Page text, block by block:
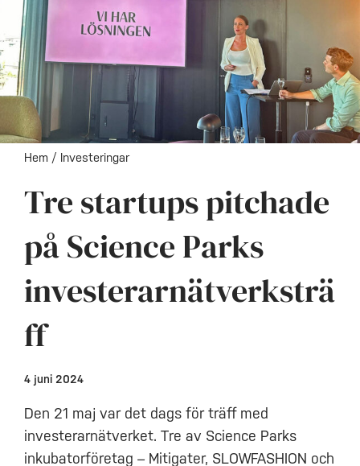
Hem / Investeringar
Tre startups pitchade
på Science Parks
investerarnätverksträ
ff
4 juni 2024
Den 21 maj var det dags för träff med
investerarnätverket. Tre av Science Parks
inkubatorföretag – Mitigater, SLOWFASHION och